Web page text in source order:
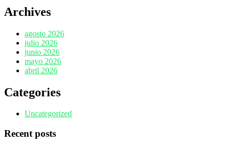
Archives
agosto 2026
julio 2026
junio 2026
mayo 2026
abril 2026
Categories
Uncategorized
Recent posts